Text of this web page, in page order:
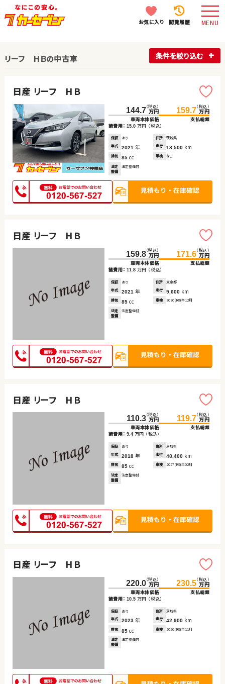
お気に入り 閲覧履歴 MENU
リーフ ＨＢの中古車 条件を絞り込む
日産 リーフ ＨＢ
144.7（税込）
万円
車両本体価格
159.7（税込）
万円
支払総額
諸費用： 15.0 万円 （税込）
保証 あり 住所
茨城県
年式
2021 年 走行 18,500 km
排気 85 cc 車検 なし
法定
整備
法定整備付
日産 リーフ ＨＢ
159.8（税込）
万円
車両本体価格
171.6（税込）
万円
支払総額
諸費用： 11.8 万円 （税込）
保証 あり 住所
東京都
年式
2021 年 走行 9,600 km
排気 85 cc 車検 2026(R8)年12月
法定
整備
法定整備付
日産 リーフ ＨＢ
110.3（税込）
万円
車両本体価格
119.7（税込）
万円
支払総額
諸費用： 9.4 万円 （税込）
保証 あり 住所
茨城県
年式
2018 年 走行 48,400 km
排気 85 cc 車検 2027(R9)年02月
法定
整備
法定整備付
日産 リーフ ＨＢ
220.0（税込）
万円
車両本体価格
230.5（税込）
万円
支払総額
諸費用： 10.5 万円 （税込）
保証 あり 住所
茨城県
年式
2023 年 走行 42,900 km
排気 85 cc 車検 2026(R8)年11月
法定
整備
法定整備付